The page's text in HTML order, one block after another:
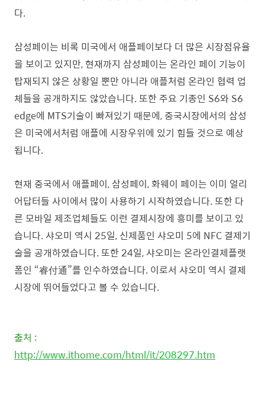
다.
삼성페이는 비록 미국에서 애플페이보다 더 많은 시장점유율
을 보이고 있지만, 현재까지 삼성페이는 온라인 페이 기능이
탑재되지 않은 상황일 뿐만 아니라 애플처럼 온라인 협력 업
체들을 공개하지도 않았습니다. 또한 주요 기종인 S6와 S6
edge에 MTS기술이 빠져있기 때문에, 중국시장에서의 삼성
은 미국에서처럼 애플에 시장우위에 있기 힘들 것으로 예상
됩니다.
현재 중국에서 애플페이, 삼성페이, 화웨이 페이는 이미 얼리
어답터들 사이에서 많이 사용하기 시작하였습니다. 또한 다
른 모바일 제조업체들도 이런 결제시장에 흥미를 보이고 있
습니다. 샤오미 역시 25일, 신제품인 샤오미 5에 NFC 결제기
술을 공개하였습니다. 또한 24일, 샤오미는 온라인결제플랫
폼인 “睿付通”를 인수하였습니다. 이로서 샤오미 역시 결제
시장에 뛰어들었다고 볼 수 있습니다.
출처 :
http://www.ithome.com/html/it/208297.htm